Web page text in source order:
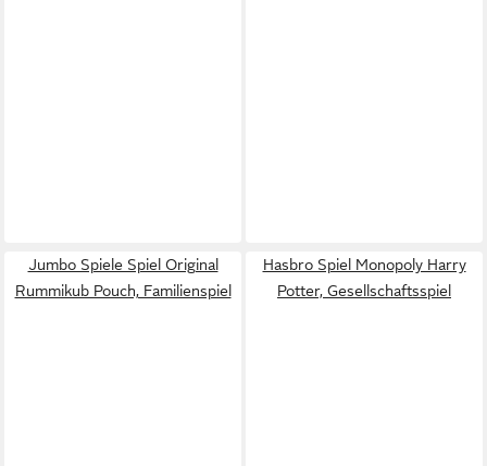
Jumbo Spiele Spiel Original
Rummikub Pouch, Familienspiel
Hasbro Spiel Monopoly Harry
Potter, Gesellschaftsspiel